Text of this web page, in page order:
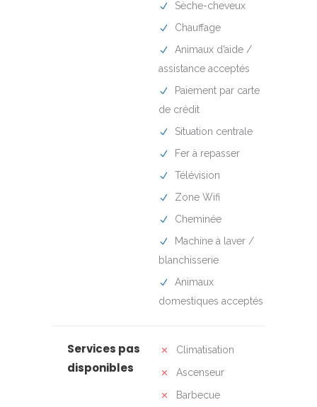
Sèche-cheveux
Chauffage
Animaux d’aide /
assistance acceptés
Paiement par carte
de crédit
Situation centrale
Fer à repasser
Télévision
Zone Wifi
Cheminée
Machine à laver /
blanchisserie
Animaux
domestiques acceptés
Services pas
disponibles
Climatisation
Ascenseur
Barbecue